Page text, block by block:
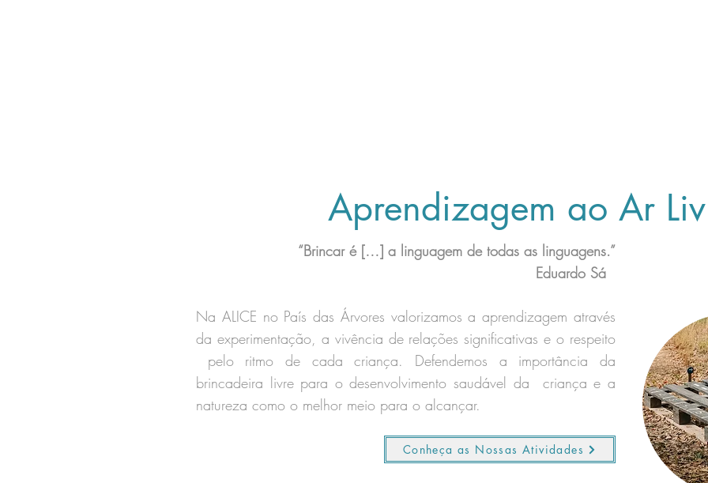
Aprendizagem ao Ar
“Brincar é […] a linguagem de todas as linguagens.”
Eduardo Sá
Na ALICE no País das Árvores valorizamos a aprendizagem através
da experimentação, a vivência de relações significativas e o respeito
pelo ritmo de cada criança. Defendemos a importância da
brincadeira livre para o desenvolvimento saudável da criança e a
natureza como o melhor meio para o alcançar.
Conheça as Nossas Atividades